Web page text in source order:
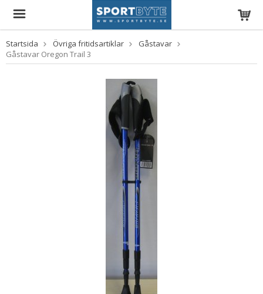
Startsida Övriga fritidsartiklar
Gåstavar
Gåstavar Oregon Trail 3